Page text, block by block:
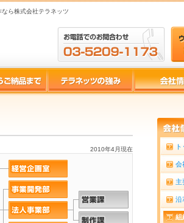
ら株式会社テラネッツ
2010年4月現在
会
主
沿
組